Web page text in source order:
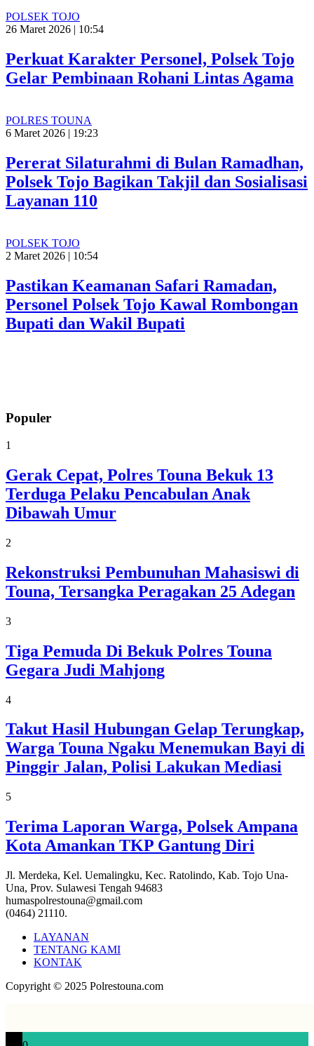
POLSEK TOJO
26 Maret 2026 | 10:54
Perkuat Karakter Personel, Polsek Tojo
Gelar Pembinaan Rohani Lintas Agama
POLRES TOUNA
6 Maret 2026 | 19:23
Pererat Silaturahmi di Bulan Ramadhan,
Polsek Tojo Bagikan Takjil dan Sosialisasi
Layanan 110
POLSEK TOJO
2 Maret 2026 | 10:54
Pastikan Keamanan Safari Ramadan,
Personel Polsek Tojo Kawal Rombongan
Bupati dan Wakil Bupati
Populer
1
Gerak Cepat, Polres Touna Bekuk 13
Terduga Pelaku Pencabulan Anak
Dibawah Umur
2
Rekonstruksi Pembunuhan Mahasiswi di
Touna, Tersangka Peragakan 25 Adegan
3
Tiga Pemuda Di Bekuk Polres Touna
Gegara Judi Mahjong
4
Takut Hasil Hubungan Gelap Terungkap,
Warga Touna Ngaku Menemukan Bayi di
Pinggir Jalan, Polisi Lakukan Mediasi
5
Terima Laporan Warga, Polsek Ampana
Kota Amankan TKP Gantung Diri
Jl. Merdeka, Kel. Uemalingku, Kec. Ratolindo, Kab. Tojo Una-
Una, Prov. Sulawesi Tengah 94683
humaspolrestouna@gmail.com
(0464) 21110.
LAYANAN
TENTANG KAMI
KONTAK
Copyright © 2025 Polrestouna.com